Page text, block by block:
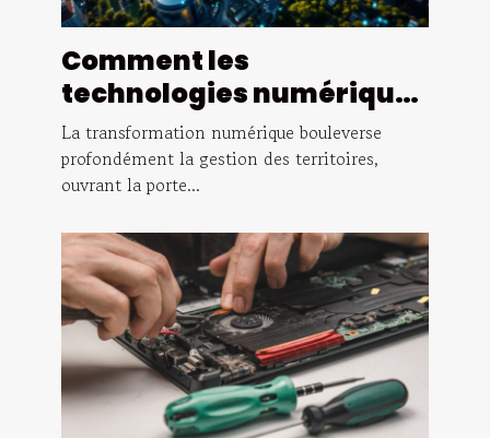
Comment les
technologies numériques
transforment-elles la
gestion des territoires ?
La transformation numérique bouleverse
profondément la gestion des territoires,
ouvrant la porte...